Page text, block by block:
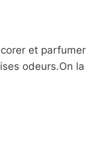
et parfumer
odeurs.On la